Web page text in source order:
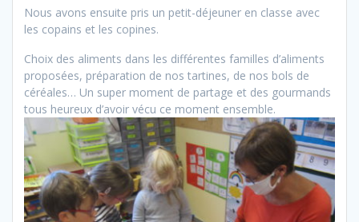
Nous avons ensuite pris un petit-déjeuner en classe avec
les copains et les copines.
Choix des aliments dans les différentes familles d’aliments
proposées, préparation de nos tartines, de nos bols de
céréales… Un super moment de partage et des gourmands
tous heureux d’avoir vécu ce moment ensemble.